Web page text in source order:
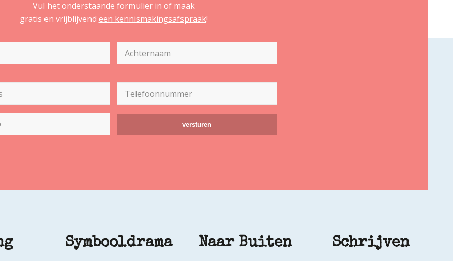
Vul het onderstaande formulier in of maak
gratis en vrijblijvend een kennismakingsafspraak!
Telefoon
Symbooldrama Naar Buiten Schrijven